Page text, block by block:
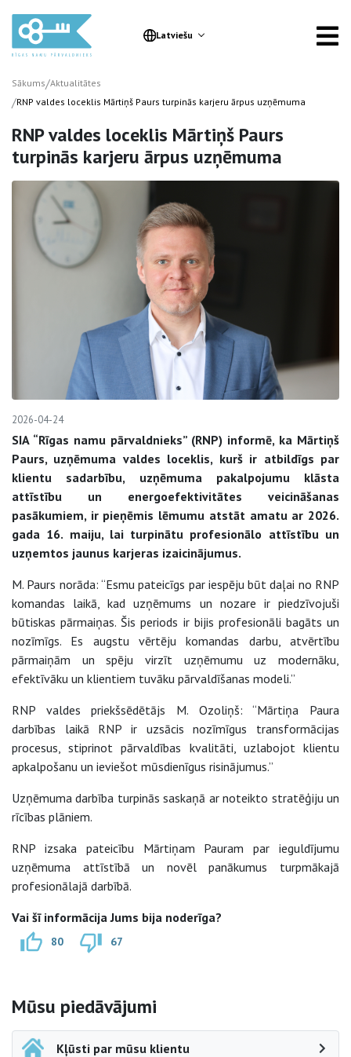
Latviešu
Sākums/Aktualitātes
/RNP valdes loceklis Mārtiņš Paurs turpinās karjeru ārpus uzņēmuma
RNP valdes loceklis Mārtiņš Paurs
turpinās karjeru ārpus uzņēmuma
2026-04-24
SIA “Rīgas namu pārvaldnieks” (RNP) informē, ka Mārtiņš
Paurs, uzņēmuma valdes loceklis, kurš ir atbildīgs par
klientu sadarbību, uzņēmuma pakalpojumu klāsta
attīstību un energoefektivitātes veicināšanas
pasākumiem, ir pieņēmis lēmumu atstāt amatu ar 2026.
gada 16. maiju, lai turpinātu profesionālo attīstību un
uzņemtos jaunus karjeras izaicinājumus.
M. Paurs norāda: “Esmu pateicīgs par iespēju būt daļai no RNP
komandas laikā, kad uzņēmums un nozare ir piedzīvojuši
būtiskas pārmaiņas. Šis periods ir bijis profesionāli bagāts un
nozīmīgs. Es augstu vērtēju komandas darbu, atvērtību
pārmaiņām un spēju virzīt uzņēmumu uz modernāku,
efektīvāku un klientiem tuvāku pārvaldīšanas modeli.”
RNP valdes priekšsēdētājs M. Ozoliņš: “Mārtiņa Paura
darbības laikā RNP ir uzsācis nozīmīgus transformācijas
procesus, stiprinot pārvaldības kvalitāti, uzlabojot klientu
apkalpošanu un ieviešot mūsdienīgus risinājumus.”
Uzņēmuma darbība turpinās saskaņā ar noteikto stratēģiju un
rīcības plāniem.
RNP izsaka pateicību Mārtiņam Pauram par ieguldījumu
uzņēmuma attīstībā un novēl panākumus turpmākajā
profesionālajā darbībā.
Vai šī informācija Jums bija noderīga?
80 67
Sāna navigācija
Mūsu piedāvājumi
Kļūsti par mūsu klientu